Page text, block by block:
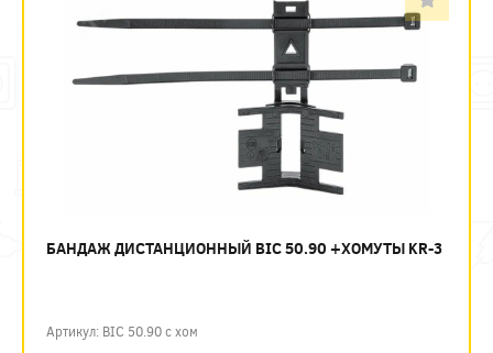
БАНДАЖ ДИСТАНЦИОННЫЙ BIC 50.90 +ХОМУТЫ KR-3
Артикул: BIC 50.90 с хом